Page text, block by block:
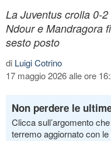
La Juventus crolla 0-
Ndour e Mandragora
sesto posto
di Luigi Cotrino
17 maggio 2026 alle ore
Non perdere le
Clicca sull’argomento
terremo aggiornato con